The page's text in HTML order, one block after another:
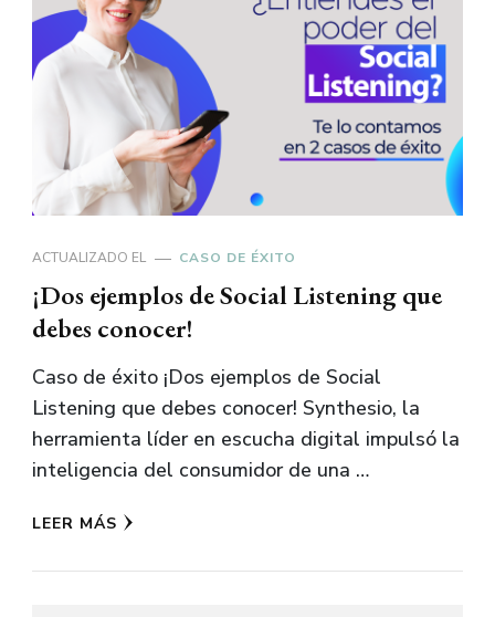
ACTUALIZADO EL CASO DE ÉXITO
¡Dos ejemplos de Social Listening que
debes conocer!
Caso de éxito ¡Dos ejemplos de Social
Listening que debes conocer! Synthesio, la
herramienta líder en escucha digital impulsó la
inteligencia del consumidor de una …
LEER MÁS